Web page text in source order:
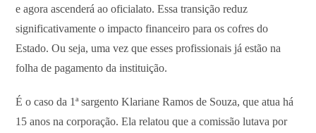
e agora ascenderá ao oficialato. Essa transição reduz
significativamente o impacto financeiro para os cofres do
Estado. Ou seja, uma vez que esses profissionais já estão na
folha de pagamento da instituição.
É o caso da 1ª sargento Klariane Ramos de Souza, que atua há
15 anos na corporação. Ela relatou que a comissão lutava por